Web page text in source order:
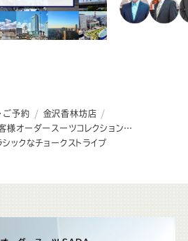
スーツSADAのトップページ
ご予約
金沢香林坊店
金沢香林坊店のお客様オーダースーツコレクション
ックなチョークストライプ